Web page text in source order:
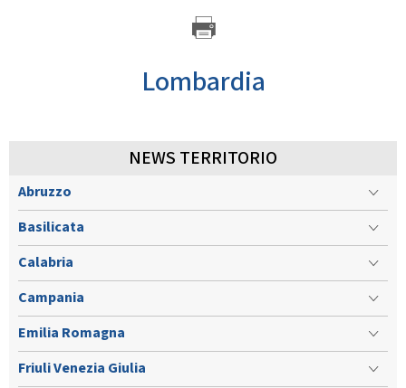
GARE
Tesseramento
Formazione Albo Soci
Lombardia
NEWS TERRITORIO
Abruzzo
Basilicata
Calabria
Campania
Emilia Romagna
Friuli Venezia Giulia